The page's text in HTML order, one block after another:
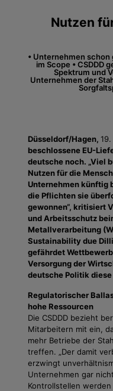
Nutzen
• Unternehmen
im Scope • CSDDD
Spektrum und
Unternehmen der
Düsseldorf/Hagen,
beschlossene EU-
deutsche noch. „Viel
Nutzen für die
Unternehmen künftig
die Pflichten sie
gewonnen“, kritisiert
und Arbeitsschutz
Metallverarbeitung
Sustainability due
gefährdet
Versorgung der
deutsche Politik
Regulatorischer
hohe Ressourcen
Die CSDDD bezieht
Mitarbeitern mit ein,
mehr Betriebe der
treffen. „Der damit
erzwingt
Unternehmen gar
Kontrollstellen werden